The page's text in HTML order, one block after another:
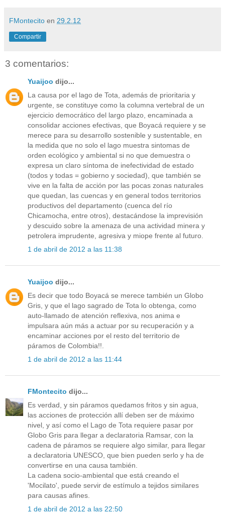
FMontecito en 29.2.12
Compartir
3 comentarios:
Yuaijoo dijo...
La causa por el lago de Tota, además de prioritaria y
urgente, se constituye como la columna vertebral de un
ejercicio democrático del largo plazo, encaminada a
consolidar acciones efectivas, que Boyacá requiere y se
merece para su desarrollo sostenible y sustentable, en
la medida que no solo el lago muestra sintomas de
orden ecológico y ambiental si no que demuestra o
expresa un claro síntoma de inefectividad de estado
(todos y todas = gobierno y sociedad), que también se
vive en la falta de acción por las pocas zonas naturales
que quedan, las cuencas y en general todos territorios
productivos del departamento (cuenca del río
Chicamocha, entre otros), destacándose la imprevisión
y descuido sobre la amenaza de una actividad minera y
petrolera imprudente, agresiva y miope frente al futuro.
1 de abril de 2012 a las 11:38
Yuaijoo dijo...
Es decir que todo Boyacá se merece también un Globo
Gris, y que el lago sagrado de Tota lo obtenga, como
auto-llamado de atención reflexiva, nos anima e
impulsara aún más a actuar por su recuperación y a
encaminar acciones por el resto del territorio de
páramos de Colombia!!.
1 de abril de 2012 a las 11:44
FMontecito dijo...
Es verdad, y sin páramos quedamos fritos y sin agua,
las acciones de protección allí deben ser de máximo
nivel, y así como el Lago de Tota requiere pasar por
Globo Gris para llegar a declaratoria Ramsar, con la
cadena de páramos se requiere algo similar, para llegar
a declaratoria UNESCO, que bien pueden serlo y ha de
convertirse en una causa también.
La cadena socio-ambiental que está creando el
'Mocilato', puede servir de estímulo a tejidos similares
para causas afines.
1 de abril de 2012 a las 22:50